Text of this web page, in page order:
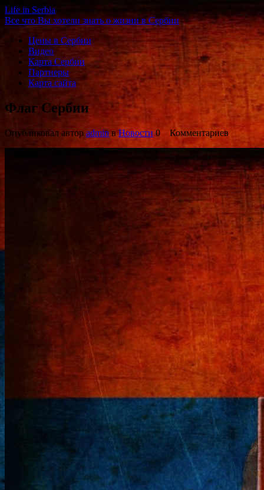
Life in Serbia
Все что Вы хотели знать о жизни в Сербии
Цены в Сербии
Видео
Карта Сербии
Партнеры
Карта сайта
Флаг Сербии
Опубликовал автор admin вНовости0 Комментариев